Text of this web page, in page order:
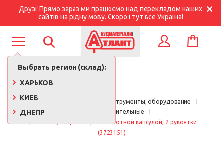
Друзі! Прямо зараз ми працюємо над перекладом наших
сайтів на рідну мову. Скоро і тут все Україна!
Выбрать регион (склад):
ХАРЬКОВ
КИЕВ
ДНЕПР
КОРЗИНА
Главная
Строительные инструменты, оборудование
Уровни строительные
Уровень Sigma (150 см) с поворотной капсулой, 2 рукоятки
(3723151)